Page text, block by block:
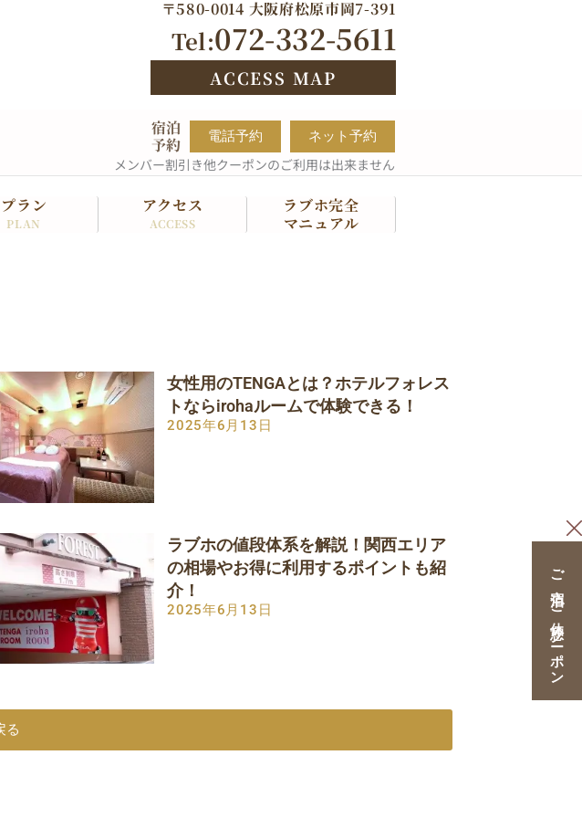
〒580-0014 大阪府松原市岡7-391
Tel:072-332-5611
ACCESS MAP
宿泊
予約
電話予約 ネット予約
メンバー割引き他クーポンのご利用は出来ません
プラン
PLAN
アクセス
ACCESS
ラブホ完全
マニュアル
女性用のTENGAとは？ホテルフォレス
トならirohaルームで体験できる！
2025年6月13日
ラブホの値段体系を解説！関西エリア
の相場やお得に利用するポイントも紹
介！
2025年6月13日
る
ご宿泊・ご休憩クーポン